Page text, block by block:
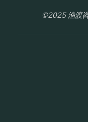
©2025 渔渡